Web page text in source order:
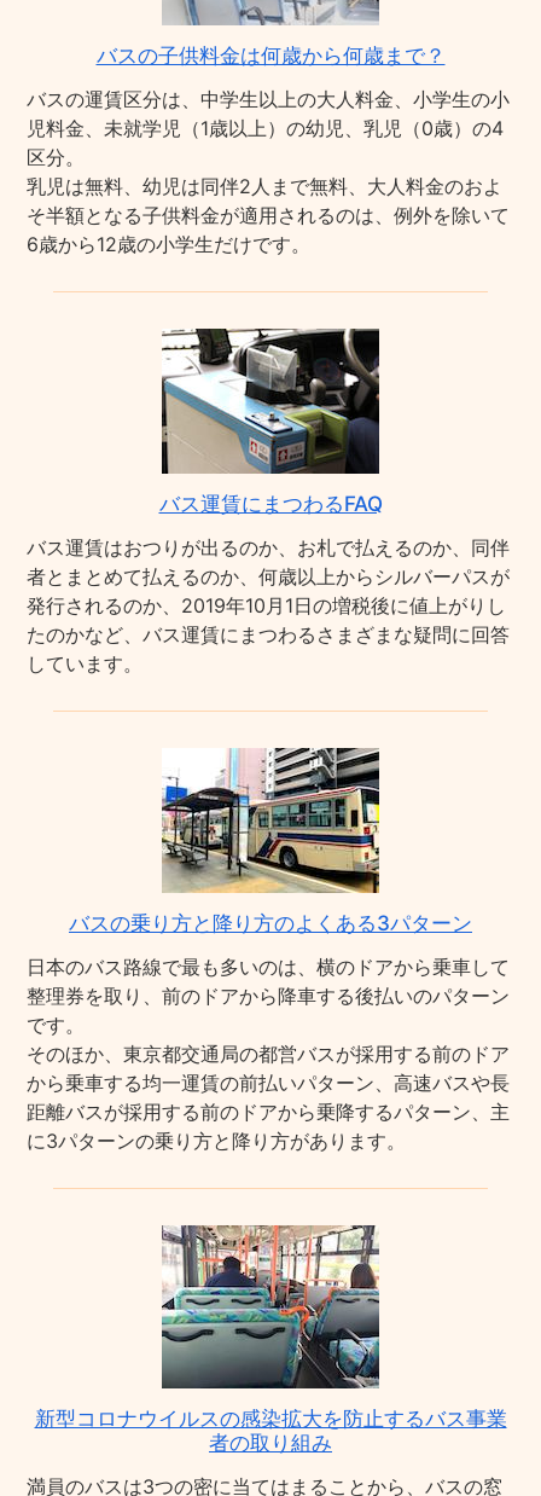
バスの子供料金は何歳から何歳まで？
バスの運賃区分は、中学生以上の大人料金、小学生の小
児料金、未就学児（1歳以上）の幼児、乳児（0歳）の4
区分。
乳児は無料、幼児は同伴2人まで無料、大人料金のおよ
そ半額となる子供料金が適用されるのは、例外を除いて
6歳から12歳の小学生だけです。
バス運賃にまつわるFAQ
バス運賃はおつりが出るのか、お札で払えるのか、同伴
者とまとめて払えるのか、何歳以上からシルバーパスが
発行されるのか、2019年10月1日の増税後に値上がりし
たのかなど、バス運賃にまつわるさまざまな疑問に回答
しています。
バスの乗り方と降り方のよくある3パターン
日本のバス路線で最も多いのは、横のドアから乗車して
整理券を取り、前のドアから降車する後払いのパターン
です。
そのほか、東京都交通局の都営バスが採用する前のドア
から乗車する均一運賃の前払いパターン、高速バスや長
距離バスが採用する前のドアから乗降するパターン、主
に3パターンの乗り方と降り方があります。
新型コロナウイルスの感染拡大を防止するバス事業
者の取り組み
満員のバスは3つの密に当てはまることから、バスの窓